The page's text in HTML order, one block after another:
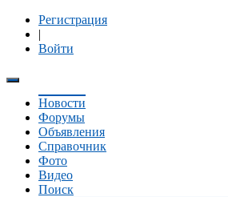
Регистрация
|
Войти
Новости
Форумы
Объявления
Справочник
Фото
Видео
Поиск